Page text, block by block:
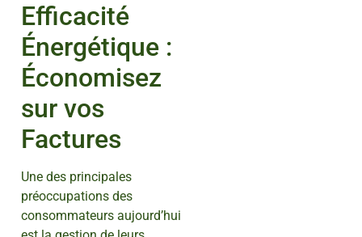
Efficacité
Énergétique :
Économisez
sur vos
Factures
Une des principales
préoccupations des
consommateurs aujourd’hui